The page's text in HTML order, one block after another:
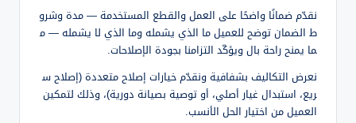
نقدّم ضمانًا واضحًا على العمل والقطع المستخدمة — مدة وشرو
ط الضمان توضح للعميل ما الذي يشمله وما الذي لا يشمله — م
ما يمنح راحة بال ويؤكّد التزامنا بجودة الإصلاحات.
نعرض التكاليف بشفافية ونقدّم خيارات إصلاح متعددة (إصلاح س
ريع، استبدال غيار أصلي، أو توصية بصيانة دورية)، وذلك لتمكين
العميل من اختيار الحل الأنسب.